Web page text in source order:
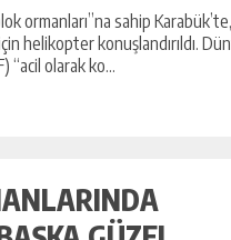
ormanları”na sahip
helikopter konuşlandırıldı.
“acil olarak ko...